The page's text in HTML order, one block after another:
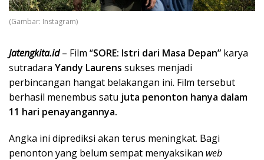
(Gambar: Instagram)
Jatengkita.id– Film “SORE: Istri dari Masa Depan” karya
sutradara Yandy Laurens sukses menjadi
perbincangan hangat belakangan ini. Film tersebut
berhasil menembus satu juta penonton hanya dalam
11 hari penayangannya.
Angka ini diprediksi akan terus meningkat. Bagi
penonton yang belum sempat menyaksikan web